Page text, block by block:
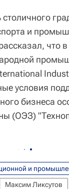
столичного
и
что
условия
бизнеса
(ОЭЗ)
Максим Ликсутов